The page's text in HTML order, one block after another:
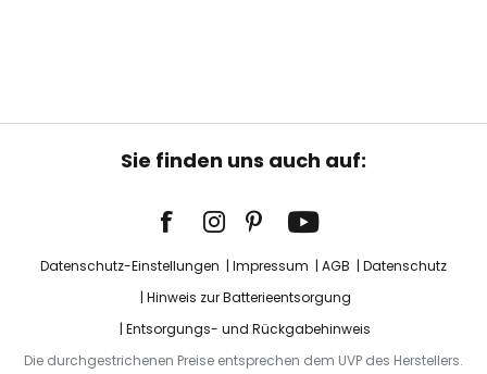
Sie finden uns auch auf:
Datenschutz-Einstellungen Impressum AGB
Datenschutz
Hinweis zur Batterieentsorgung
Entsorgungs- und Rückgabehinweis
Die durchgestrichenen Preise entsprechen dem UVP des Herstellers.